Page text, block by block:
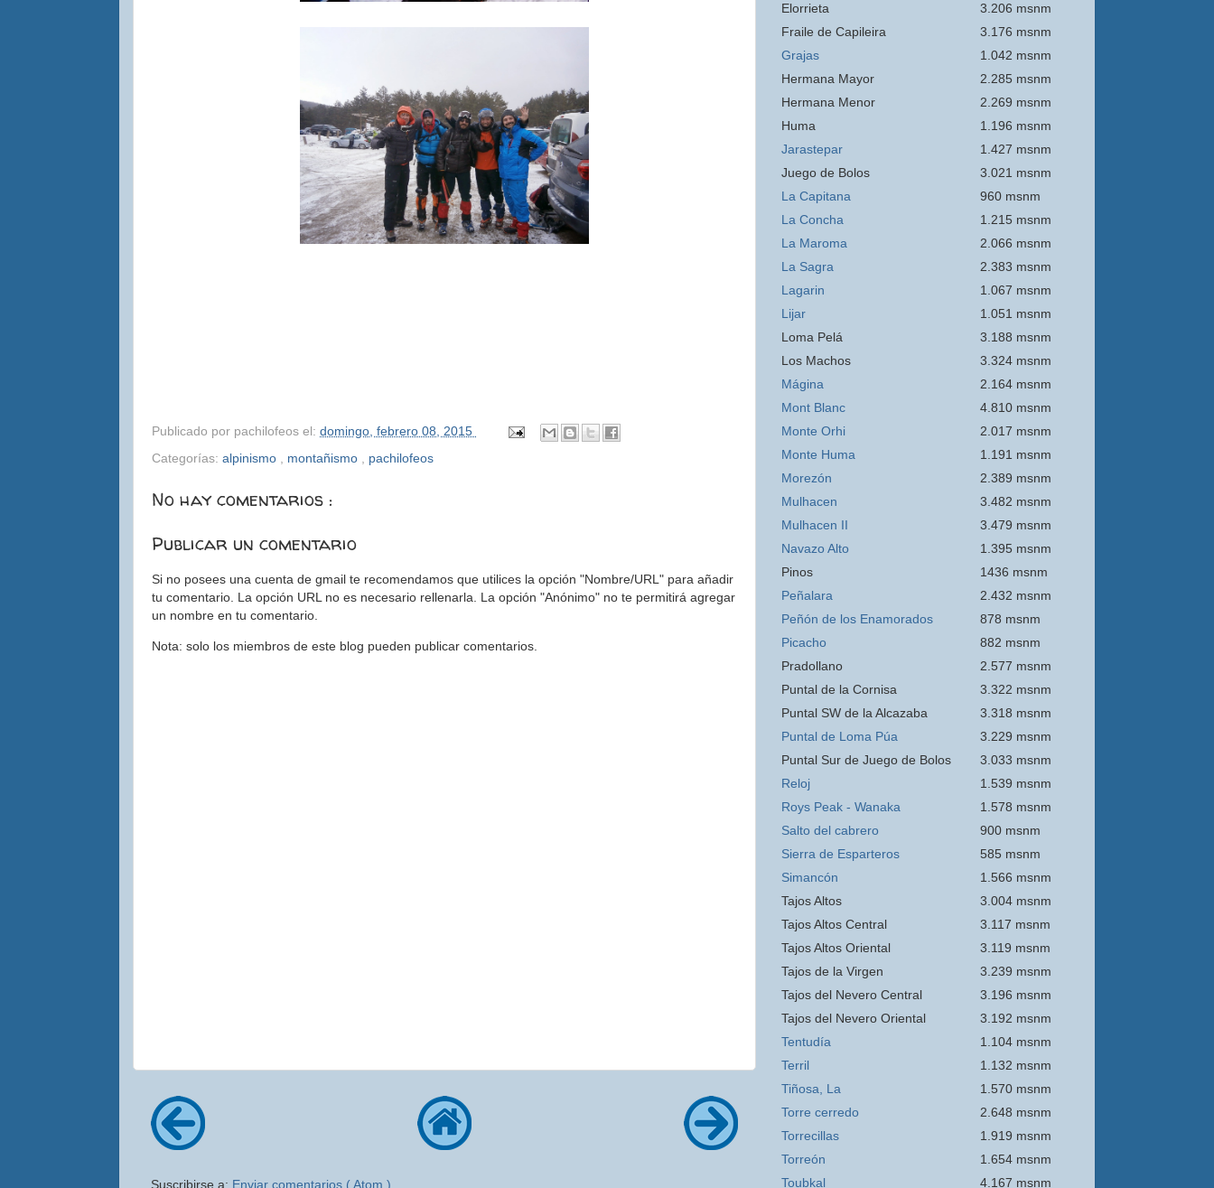
Publicado por pachilofeos el: domingo, febrero 08, 2015
Categorías: alpinismo montañismo pachilofeos
No hay comentarios :
Publicar un comentario
Si no posees una cuenta de gmail te recomendamos que utilices la opción "Nombre/URL" para añadir
tu comentario. La opción URL no es necesario rellenarla. La opción "Anónimo" no te permitirá agregar
un nombre en tu comentario.
Nota: solo los miembros de este blog pueden publicar comentarios.
Suscribirse a: Enviar comentarios ( Atom )
Elorrieta
3.206 msnm
Fraile de Capileira
3.176 msnm
Grajas
1.042 msnm
Hermana Mayor
2.285 msnm
Hermana Menor
2.269 msnm
Huma
1.196 msnm
Jarastepar
1.427 msnm
Juego de Bolos
3.021 msnm
La Capitana
960 msnm
La Concha
1.215 msnm
La Maroma
2.066 msnm
La Sagra
2.383 msnm
Lagarin
1.067 msnm
Lijar
1.051 msnm
Loma Pelá
3.188 msnm
Los Machos
3.324 msnm
Mágina
2.164 msnm
Mont Blanc
4.810 msnm
Monte Orhi
2.017 msnm
Monte Huma
1.191 msnm
Morezón
2.389 msnm
Mulhacen
3.482 msnm
Mulhacen II
3.479 msnm
Navazo Alto
1.395 msnm
Pinos
1436 msnm
Peñalara
2.432 msnm
Peñón de los Enamorados
878 msnm
Picacho
882 msnm
Pradollano
2.577 msnm
Puntal de la Cornisa
3.322 msnm
Puntal SW de la Alcazaba
3.318 msnm
Puntal de Loma Púa
3.229 msnm
Puntal Sur de Juego de Bolos
3.033 msnm
Reloj
1.539 msnm
Roys Peak - Wanaka
1.578 msnm
Salto del cabrero
900 msnm
Sierra de Esparteros
585 msnm
Simancón
1.566 msnm
Tajos Altos
3.004 msnm
Tajos Altos Central
3.117 msnm
Tajos Altos Oriental
3.119 msnm
Tajos de la Virgen
3.239 msnm
Tajos del Nevero Central
3.196 msnm
Tajos del Nevero Oriental
3.192 msnm
Tentudía
1.104 msnm
Terril
1.132 msnm
Tiñosa, La
1.570 msnm
Torre cerredo
2.648 msnm
Torrecillas
1.919 msnm
Torreón
1.654 msnm
Toubkal
4.167 msnm